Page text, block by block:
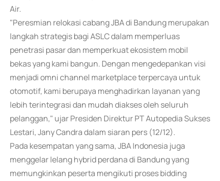
Air.
"Peresmian relokasi cabang JBA di Bandung merupakan
langkah strategis bagi ASLC dalam memperluas
penetrasi pasar dan memperkuat ekosistem mobil
bekas yang kami bangun. Dengan mengedepankan visi
menjadi omni channel marketplace terpercaya untuk
otomotif, kami berupaya menghadirkan layanan yang
lebih terintegrasi dan mudah diakses oleh seluruh
pelanggan," ujar Presiden Direktur PT Autopedia Sukses
Lestari, Jany Candra dalam siaran pers (12/12).
Pada kesempatan yang sama, JBA Indonesia juga
menggelar lelang hybrid perdana di Bandung yang
memungkinkan peserta mengikuti proses bidding